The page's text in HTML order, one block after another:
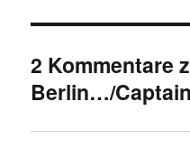
2 Kommentare
Berlin…/